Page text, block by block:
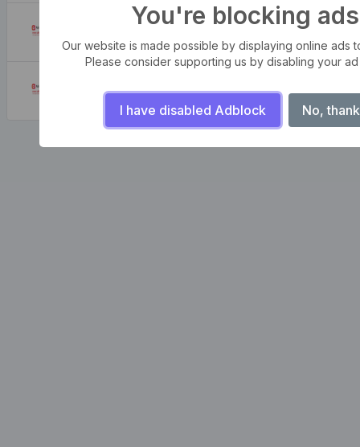
Da dove viene?
August 7, 2026
August 7, 2026
You're blocking ads
Our website is made possible by displaying online ads
Please consider supporting us by disabling your
I have disabled Adblock No,